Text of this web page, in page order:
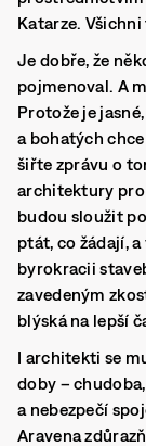
Katarze.
Je dobře, že
pojmenoval. A
Protože je
a bohatých
šiřte zprávu o
architektury
budou sloužit
ptát, co žádají,
byrokracii
zavedeným
blýská na lepší
I architekti se
doby –
a nebezpečí
Aravena